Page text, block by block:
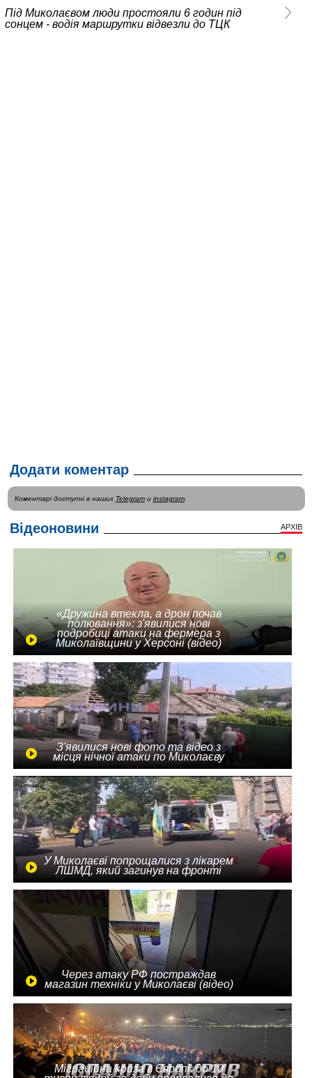
Під Миколаєвом люди простояли 6 годин під
сонцем - водія маршрутки відвезли до ТЦК
Додати коментар
Коментарі доступні в наших Telegramи instagram.
Відеоновини АРХІВ
«Дружина втекла, а дрон почав
полювання»: з'явилися нові
подробиці атаки на фермера з
Миколаївщини у Херсоні (відео)
З'явилися нові фото та відео з
місця нічної атаки по Миколаєву
У Миколаєві попрощалися з лікарем
ЛШМД, який загинув на фронті
Через атаку РФ постраждав
магазин техніки у Миколаєві (відео)
Міграційна криза в Європі: до 10